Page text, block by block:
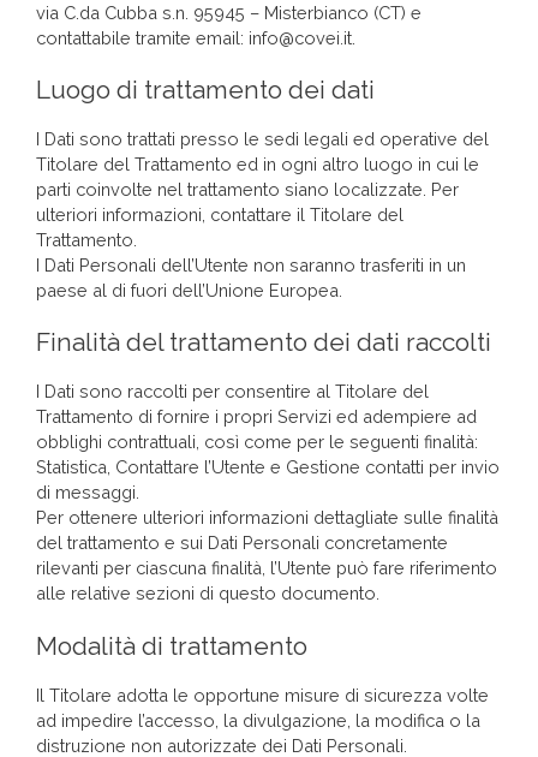
via C.da Cubba s.n. 95945 – Misterbianco (CT) e
contattabile tramite email: info@covei.it.
Luogo di trattamento dei dati
I Dati sono trattati presso le sedi legali ed operative del
Titolare del Trattamento ed in ogni altro luogo in cui le
parti coinvolte nel trattamento siano localizzate. Per
ulteriori informazioni, contattare il Titolare del
Trattamento.
I Dati Personali dell’Utente non saranno trasferiti in un
paese al di fuori dell’Unione Europea.
Finalità del trattamento dei dati raccolti
I Dati sono raccolti per consentire al Titolare del
Trattamento di fornire i propri Servizi ed adempiere ad
obblighi contrattuali, così come per le seguenti finalità:
Statistica, Contattare l’Utente e Gestione contatti per invio
di messaggi.
Per ottenere ulteriori informazioni dettagliate sulle finalità
del trattamento e sui Dati Personali concretamente
rilevanti per ciascuna finalità, l’Utente può fare riferimento
alle relative sezioni di questo documento.
Modalità di trattamento
Il Titolare adotta le opportune misure di sicurezza volte
ad impedire l’accesso, la divulgazione, la modifica o la
distruzione non autorizzate dei Dati Personali.